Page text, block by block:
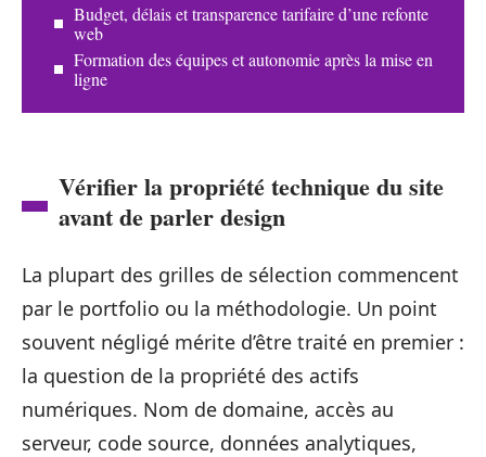
Budget, délais et transparence tarifaire d’une refonte
web
Formation des équipes et autonomie après la mise en
ligne
Vérifier la propriété technique du site
avant de parler design
La plupart des grilles de sélection commencent
par le portfolio ou la méthodologie. Un point
souvent négligé mérite d’être traité en premier :
la question de la propriété des actifs
numériques. Nom de domaine, accès au
serveur, code source, données analytiques,